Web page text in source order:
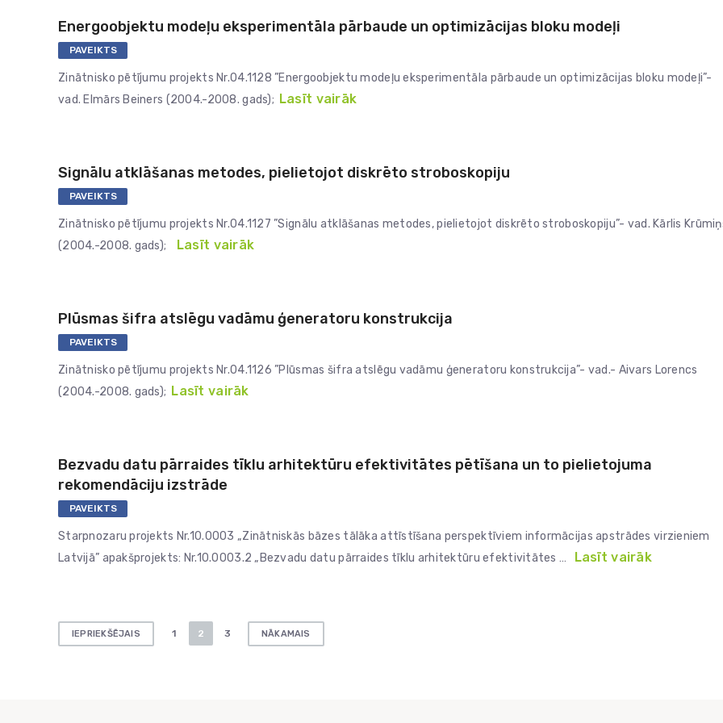
Energoobjektu modeļu eksperimentāla pārbaude un optimizācijas bloku modeļi
PAVEIKTS
Zinātnisko pētījumu projekts Nr.04.1128 ”Energoobjektu modeļu eksperimentāla pārbaude un optimizācijas bloku modeļi”-
vad. Elmārs Beiners (2004.-2008. gads); Lasīt vairāk
Signālu atklāšanas metodes, pielietojot diskrēto stroboskopiju
PAVEIKTS
Zinātnisko pētījumu projekts Nr.04.1127 ”Signālu atklāšanas metodes, pielietojot diskrēto stroboskopiju”- vad. Kārlis
(2004.-2008. gads);
Lasīt vairāk
Plūsmas šifra atslēgu vadāmu ģeneratoru konstrukcija
PAVEIKTS
Zinātnisko pētījumu projekts Nr.04.1126 ”Plūsmas šifra atslēgu vadāmu ģeneratoru konstrukcija”- vad.- Aivars Lorencs
(2004.-2008. gads); Lasīt vairāk
Bezvadu datu pārraides tīklu arhitektūru efektivitātes pētīšana un to pielietojuma
rekomendāciju izstrāde
PAVEIKTS
Starpnozaru projekts Nr.10.0003 „Zinātniskās bāzes tālāka attīstīšana perspektīviem informācijas apstrādes virzieniem
Latvijā” apakšprojekts: Nr.10.0003.2 „Bezvadu datu pārraides tīklu arhitektūru efektivitātes …
Lasīt vairāk
Ziņu
IEPRIEKŠĒJAIS 1 2 3 NĀKAMAIS